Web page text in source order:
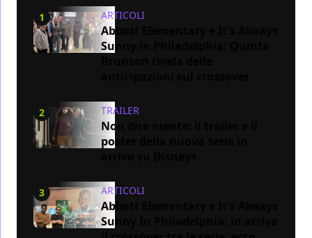
1 ARTICOLI
Abbott Elementary e It's Always
Sunny in Philadelphia: Quinta
2 TRAILER
Non dire niente: il trailer e il
poster della nuova serie in
3 ARTICOLI
Abbott Elementary e It's Always
Sunny In Philadelphia: in arrivo